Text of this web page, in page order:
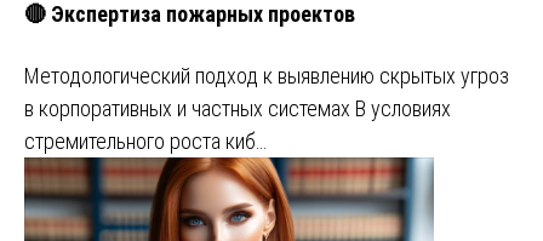
🔴 Экспертиза пожарных проектов
Методологический подход к выявлению скрытых угроз
в корпоративных и частных системах В условиях
стремительного роста киб…